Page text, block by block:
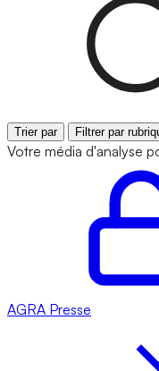
Trier par Filtrer par
Votre média d'analyse
AGRA Presse